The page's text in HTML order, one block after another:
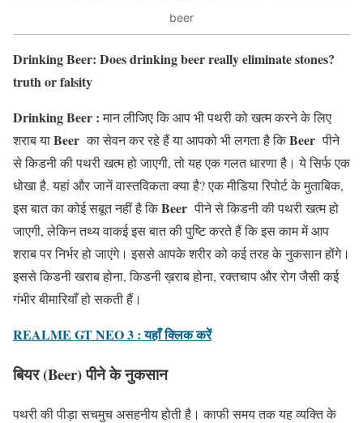
beer
Drinking Beer: Does drinking beer really eliminate stones?
truth or falsity
Drinking Beer :मान लीजिए कि आप भी पथरी को खत्म करने के लिए
शराब याBeer का सेवन कर रहे हैं या आपको भी लगता है किBeer पीने
से किडनी की पथरी खत्म हो जाएगी, तो यह एक गलत धारणा है। ये सिर्फ एक
धोखा है. यहां और जानें वास्तविकता क्या है? एक मीडिया रिपोर्ट के मुताबिक,
इस बात का कोई सबूत नहीं है किBeer पीने से किडनी की पथरी खत्म हो
जाएगी, लेकिन तथ्य वाकई इस बात की पुष्टि करते हैं कि इस काम में आप
शराब पर निर्भर हो जाएंगे। इससे आपके शरीर को कई तरह के नुकसान होंगे।
इससे किडनी खराब होना, किडनी ख़राब होना, रक्तचाप और रोग जैसी कई
गंभीर बीमारियाँ हो सकती हैं।
REALME GT NEO 3 : यहाँ क्लिक करें
बियर (Beer) पीने के नुकसान
पथरी की पीड़ा सचमुच असहनीय होती है। काफी समय तक यह व्यक्ति के